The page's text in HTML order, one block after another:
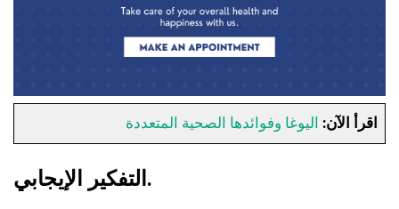
اقرأ الآن: اليوغا وفوائدها الصحية المتعددة
التفكير الإيجابي.